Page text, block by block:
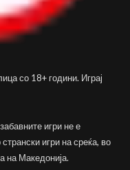
со 18+ години. Играј
игри не е
игри на среќа, во
на Македонија.